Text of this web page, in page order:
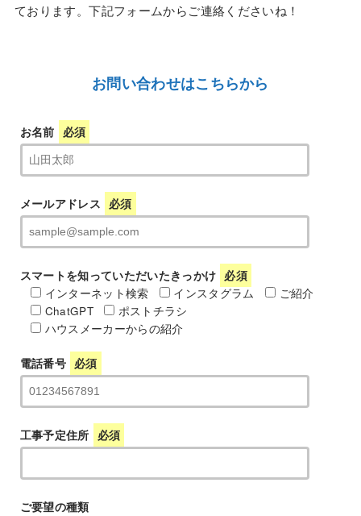
ております。下記フォームからご連絡くださいね！
お問い合わせはこちらから
お名前 必須
メールアドレス 必須
スマートを知っていただいたきっかけ 必須
インターネット検索
インスタグラム
ご紹介
ChatGPT
ポストチラシ
ハウスメーカーからの紹介
電話番号 必須
工事予定住所 必須
ご要望の種類